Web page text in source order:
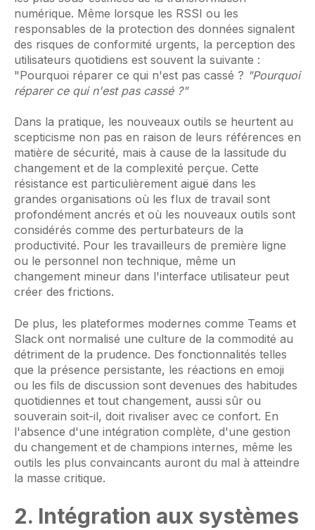
numérique. Même lorsque les RSSI ou les
responsables de la protection des données signalent
des risques de conformité urgents, la perception des
utilisateurs quotidiens est souvent la suivante :
"Pourquoi réparer ce qui n'est pas cassé ? "Pourquoi
réparer ce qui n'est pas cassé ?"
Dans la pratique, les nouveaux outils se heurtent au
scepticisme non pas en raison de leurs références en
matière de sécurité, mais à cause de la lassitude du
changement et de la complexité perçue. Cette
résistance est particulièrement aiguë dans les
grandes organisations où les flux de travail sont
profondément ancrés et où les nouveaux outils sont
considérés comme des perturbateurs de la
productivité. Pour les travailleurs de première ligne
ou le personnel non technique, même un
changement mineur dans l'interface utilisateur peut
créer des frictions.
De plus, les plateformes modernes comme Teams et
Slack ont normalisé une culture de la commodité au
détriment de la prudence. Des fonctionnalités telles
que la présence persistante, les réactions en emoji
ou les fils de discussion sont devenues des habitudes
quotidiennes et tout changement, aussi sûr ou
souverain soit-il, doit rivaliser avec ce confort. En
l'absence d'une intégration complète, d'une gestion
du changement et de champions internes, même les
outils les plus convaincants auront du mal à atteindre
la masse critique.
2. Intégration aux systèmes